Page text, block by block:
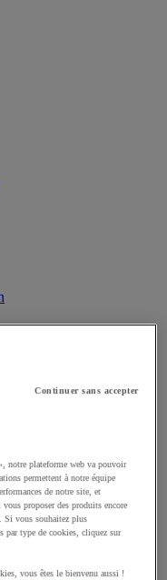
et multifonction
Continuer sans accepter
notre plateforme web va pouvoir
permettent à notre équipe
de notre site, et
proposer des produits encore
Si vous souhaitez plus
par type de cookies, cliquez sur
vous êtes le bienvenu aussi !